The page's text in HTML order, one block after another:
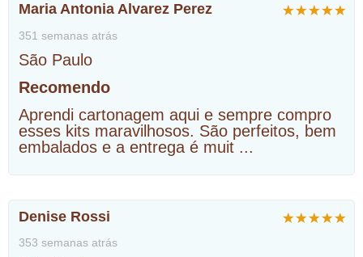
Maria Antonia Alvarez Perez
351 semanas atrás
São Paulo
Recomendo
Aprendi cartonagem aqui e sempre compro
esses kits maravilhosos. São perfeitos, bem
embalados e a entrega é muit ...
Denise Rossi
353 semanas atrás